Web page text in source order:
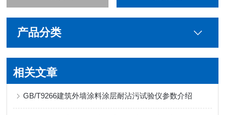
产品分类
相关文章
GB/T9266建筑外墙涂料涂层耐沾污试验仪参数介绍